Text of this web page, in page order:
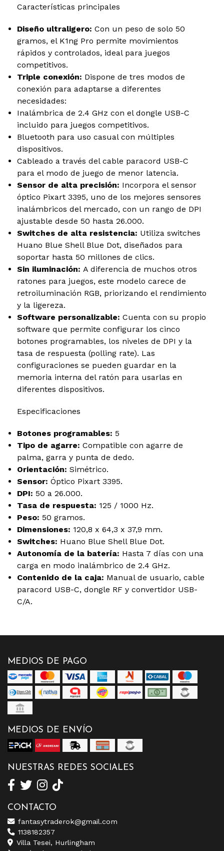
Características principales
Diseño ultraligero: Con un peso de solo 50
gramos, el K1ng Pro permite movimientos
rápidos y controlados, ideal para juegos
competitivos.
Triple conexión: Dispone de tres modos de
conexión para adaptarse a diferentes
necesidades:
Inalámbrica de 2.4 GHz con el dongle USB-C
incluido para juegos competitivos.
Bluetooth para uso casual con múltiples
dispositivos.
Cableado a través del cable paracord USB-C
para el modo de juego de menor latencia.
Sensor de alta precisión: Incorpora el sensor
óptico Pixart 3395, uno de los mejores sensores
inalámbricos del mercado, con un rango de DPI
ajustable desde 50 hasta 26.000.
Switches de alta resistencia: Utiliza switches
Huano Blue Shell Blue Dot, diseñados para
soportar hasta 50 millones de clics.
Sin iluminación: A diferencia de muchos otros
ratones para juegos, este modelo carece de
retroiluminación RGB, priorizando el rendimiento
y la ligereza.
Software personalizable: Cuenta con su propio
software que permite configurar los cinco
botones programables, los niveles de DPI y la
tasa de respuesta (polling rate). Las
configuraciones se pueden guardar en la
memoria interna del ratón para usarlas en
diferentes dispositivos.
Especificaciones
Botones programables: 5
Tipo de agarre: Compatible con agarre de
palma, garra y punta de dedo.
Orientación: Simétrico.
Sensor: Óptico Pixart 3395.
DPI: 50 a 26.000.
Tasa de respuesta: 125 / 1000 Hz.
Peso: 50 gramos.
Dimensiones: 120,8 x 64,3 x 37,9 mm.
Switches: Huano Blue Shell Blue Dot.
Autonomía de la batería: Hasta 7 días con una
carga en modo inalámbrico de 2.4 GHz.
Contenido de la caja: Manual de usuario, cable
paracord USB-C, dongle RF y convertidor USB-
C/A.
MEDIOS DE PAGO
MEDIOS DE ENVÍO
NUESTRAS REDES SOCIALES
CONTACTO
fantasytraderok@gmail.com
1138182357
Villa Tesei, Hurlingham